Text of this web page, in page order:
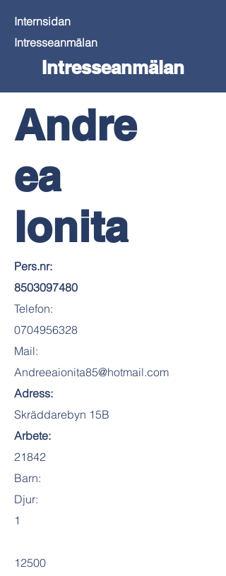
Internsidan
Intresseanmälan
Intresseanmälan
Andre
ea
Ionita
Pers.nr:
8503097480
Telefon:
0704956328
Mail:
Andreeaionita85@hotmail.com
Adress:
Skräddarebyn 15B
Arbete:
21842
Barn:
Djur:
1
12500